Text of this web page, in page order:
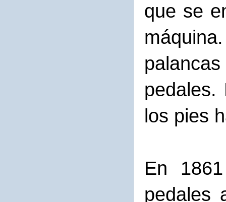
que se
pedales.
los pies
En
pedales